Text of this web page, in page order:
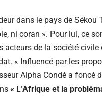
dans le pays de Sékou
ni coran ». Pour lui, ce
acteurs de la société
« Influencé par les
Alpha Condé a foncé
« L’Afrique et la